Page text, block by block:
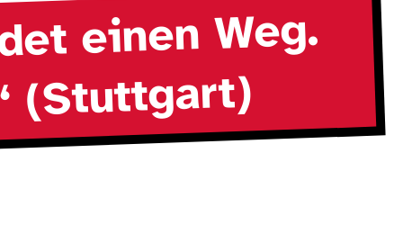
einen Weg.
(Stuttgart)